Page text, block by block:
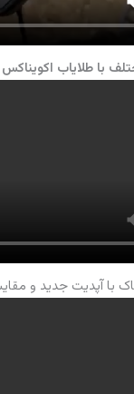
اکویناکس 800 با کویل ۱۱
با آپدیت جدید و